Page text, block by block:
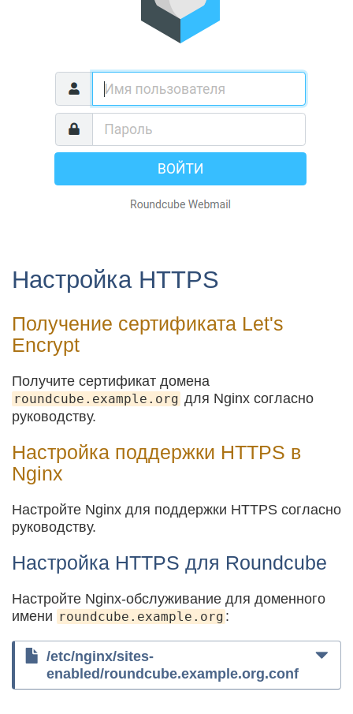
Настройка HTTPS
Получение сертификата Let's
Encrypt
Получите сертификат домена
roundcube.example.org для Nginx согласно
руководству.
Настройка поддержки HTTPS в
Nginx
Настройте Nginx для поддержки HTTPS согласно
руководству.
Настройка HTTPS для Roundcube
Настройте Nginx-обслуживание для доменного
имени roundcube.example.org :
/etc/nginx/sites-
enabled/roundcube.example.org.conf